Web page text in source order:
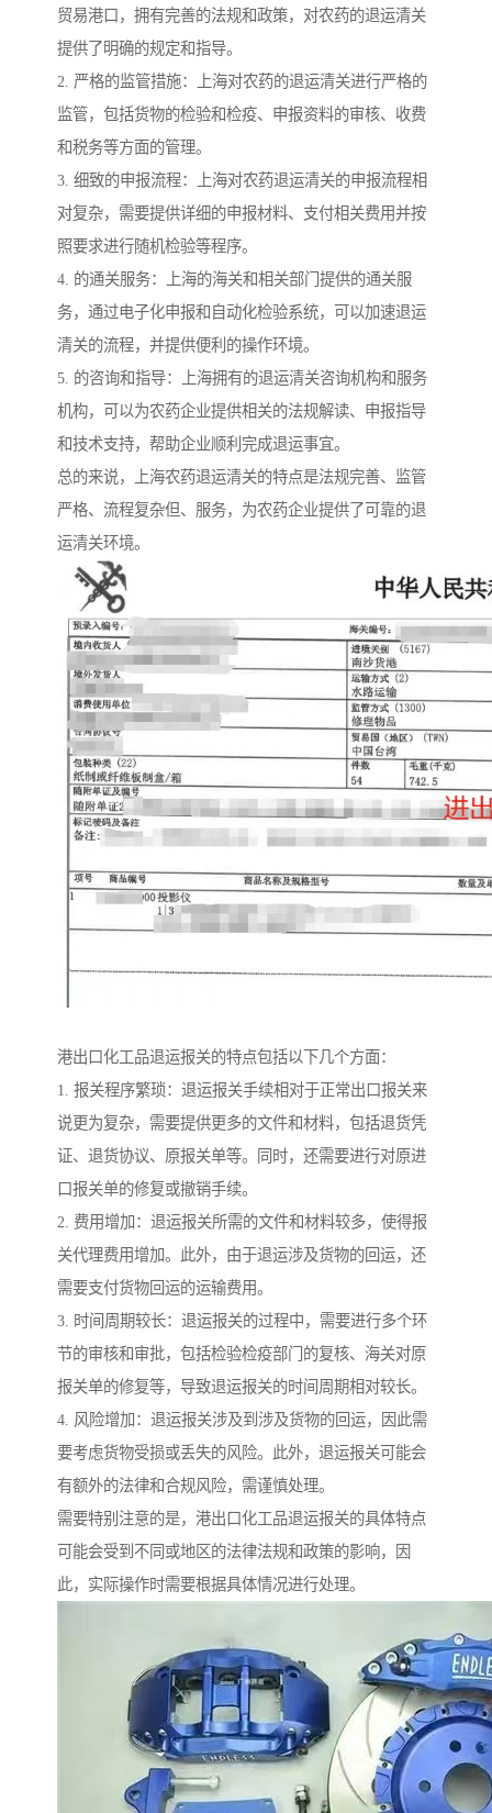
贸易港口，拥有完善的法规和政策，对农药的退运清关
提供了明确的规定和指导。
2. 严格的监管措施：上海对农药的退运清关进行严格的
监管，包括货物的检验和检疫、申报资料的审核、收费
和税务等方面的管理。
3. 细致的申报流程：上海对农药退运清关的申报流程相
对复杂，需要提供详细的申报材料、支付相关费用并按
照要求进行随机检验等程序。
4. 的通关服务：上海的海关和相关部门提供的通关服
务，通过电子化申报和自动化检验系统，可以加速退运
清关的流程，并提供便利的操作环境。
5. 的咨询和指导：上海拥有的退运清关咨询机构和服务
机构，可以为农药企业提供相关的法规解读、申报指导
和技术支持，帮助企业顺利完成退运事宜。
总的来说，上海农药退运清关的特点是法规完善、监管
严格、流程复杂但、服务，为农药企业提供了可靠的退
运清关环境。
港出口化工品退运报关的特点包括以下几个方面：
1. 报关程序繁琐：退运报关手续相对于正常出口报关来
说更为复杂，需要提供更多的文件和材料，包括退货凭
证、退货协议、原报关单等。同时，还需要进行对原进
口报关单的修复或撤销手续。
2. 费用增加：退运报关所需的文件和材料较多，使得报
关代理费用增加。此外，由于退运涉及货物的回运，还
需要支付货物回运的运输费用。
3. 时间周期较长：退运报关的过程中，需要进行多个环
节的审核和审批，包括检验检疫部门的复核、海关对原
报关单的修复等，导致退运报关的时间周期相对较长。
4. 风险增加：退运报关涉及到涉及货物的回运，因此需
要考虑货物受损或丢失的风险。此外，退运报关可能会
有额外的法律和合规风险，需谨慎处理。
需要特别注意的是，港出口化工品退运报关的具体特点
可能会受到不同或地区的法律法规和政策的影响，因
此，实际操作时需要根据具体情况进行处理。